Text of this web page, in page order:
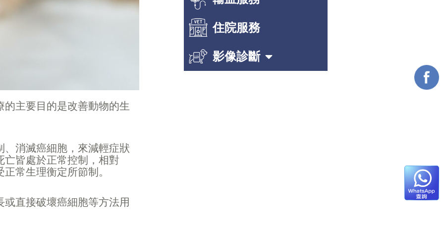
主要目的是改善動物的生
消滅癌細胞，來減輕症狀
皆處於正常控制，相對
常生理衡定所節制。
直接破壞癌細胞等方法用
住院服務
影像診斷